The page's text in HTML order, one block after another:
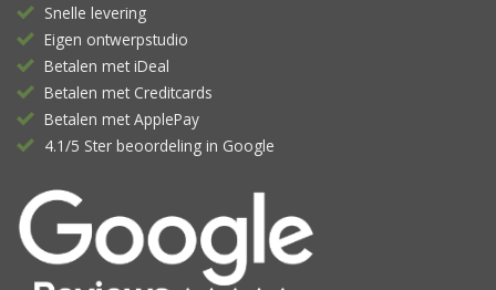
Snelle levering
Eigen ontwerpstudio
Betalen met iDeal
Betalen met Creditcards
Betalen met ApplePay
4.1/5 Ster beoordeling in Google